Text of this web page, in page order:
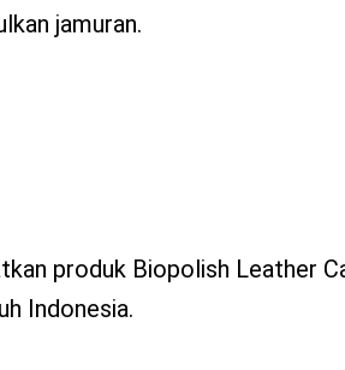
jamuran.
produk Biopolish Leather
Indonesia.